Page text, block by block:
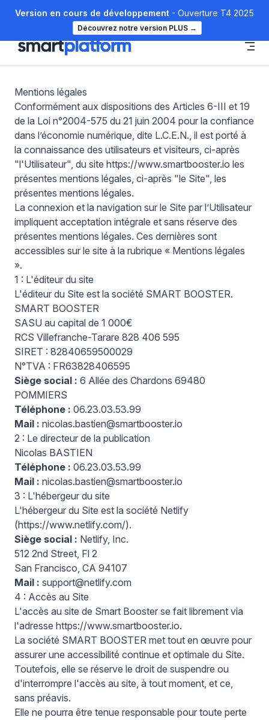
Version en cours de développement - Ouverture T4 2025
Découvrez notre version PLUS →
Skip to content
Mentions légales
Conformément aux dispositions des Articles 6-III et 19
de la Loi n°2004-575 du 21 juin 2004 pour la confiance
dans l’économie numérique, dite L.C.E.N., il est porté à
la connaissance des utilisateurs et visiteurs, ci-après
"l'Utilisateur", du site https://www.smartbooster.io les
présentes mentions légales, ci-après "le Site", les
présentes mentions légales.
La connexion et la navigation sur le Site par l’Utilisateur
impliquent acceptation intégrale et sans réserve des
présentes mentions légales. Ces dernières sont
accessibles sur le site à la rubrique « Mentions légales
».
1 : L'éditeur du site
L'éditeur du Site est la société SMART BOOSTER.
SMART BOOSTER
SASU au capital de 1 000€
RCS Villefranche-Tarare 828 406 595
SIRET : 82840659500029
N°TVA : FR63828406595
Siège social : 6 Allée des Chardons 69480
POMMIERS
Téléphone : 06.23.03.53.99
Mail : nicolas.bastien@smartbooster.io
2 : Le directeur de la publication
Nicolas BASTIEN
Téléphone : 06.23.03.53.99
Mail : nicolas.bastien@smartbooster.io
3 : L'hébergeur du site
L'hébergeur du Site est la société Netlify
(https://www.netlify.com/).
Siège social : Netlify, Inc.
512 2nd Street, Fl 2
San Francisco, CA 94107
Mail : support@netlify.com
4 : Accès au Site
L'accès au site de Smart Booster se fait librement via
l'adresse https://www.smartbooster.io.
La société SMART BOOSTER met tout en œuvre pour
assurer une accessibilité continue et optimale du Site.
Toutefois, elle se réserve le droit de suspendre ou
d'interrompre l'accès au site, à tout moment, et ce,
sans préavis.
Elle ne pourra être tenue responsable pour toute perte